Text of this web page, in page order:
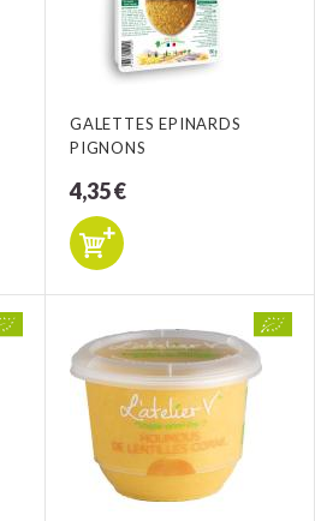
GALETTES EPINARDS
PIGNONS
4,35 €